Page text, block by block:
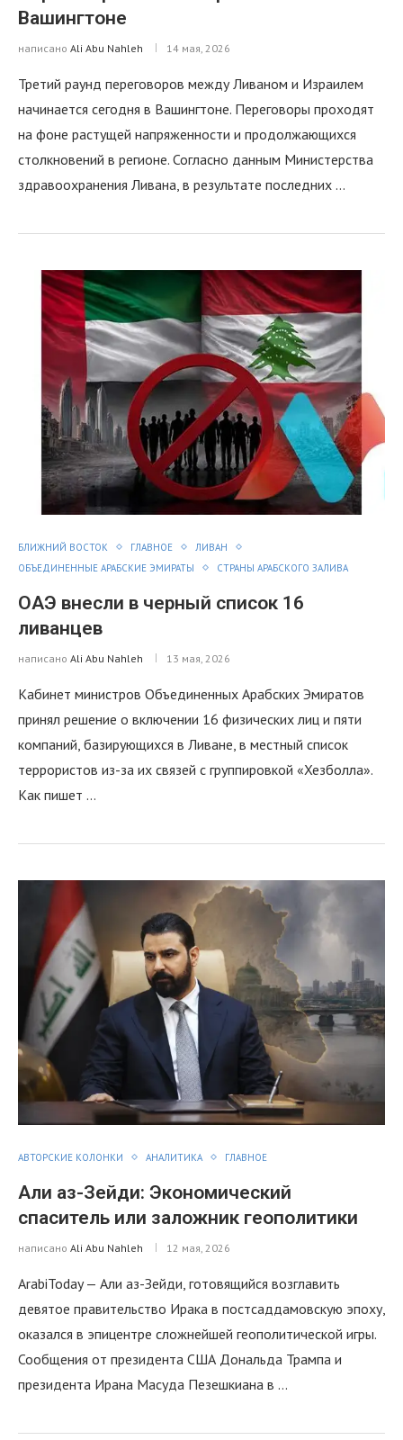
Вашингтоне
написано Ali Abu Nahleh 14 мая, 2026
Третий раунд переговоров между Ливаном и Израилем
начинается сегодня в Вашингтоне. Переговоры проходят
на фоне растущей напряженности и продолжающихся
столкновений в регионе. Согласно данным Министерства
здравоохранения Ливана, в результате последних …
БЛИЖНИЙ ВОСТОК ГЛАВНОЕ
ЛИВАН
ОБЪЕДИНЕННЫЕ АРАБСКИЕ ЭМИРАТЫ
СТРАНЫ АРАБСКОГО ЗАЛИВА
ОАЭ внесли в черный список 16
ливанцев
написано Ali Abu Nahleh 13 мая, 2026
Кабинет министров Объединенных Арабских Эмиратов
принял решение о включении 16 физических лиц и пяти
компаний, базирующихся в Ливане, в местный список
террористов из-за их связей с группировкой «Хезболла».
Как пишет …
АВТОРСКИЕ КОЛОНКИ АНАЛИТИКА ГЛАВНОЕ
Али аз-Зейди: Экономический
спаситель или заложник геополитики
написано Ali Abu Nahleh 12 мая, 2026
ArabiToday — Али аз-Зейди, готовящийся возглавить
девятое правительство Ирака в постсаддамовскую эпоху,
оказался в эпицентре сложнейшей геополитической игры.
Сообщения от президента США Дональда Трампа и
президента Ирана Масуда Пезешкиана в …